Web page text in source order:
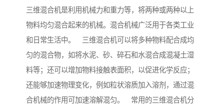
三维混合机是利用机械力和重力等，将两种或两种以上
物料均匀混合起来的机械。混合机械广泛用于各类工业
和日常生活中。 三维混合机可以将多种物料配合成均
匀的混合物，如将水泥、砂、碎石和水混合成混凝土湿
料等；还可以增加物料接触表面积，以促进化学反应；
还能够加速物理变化，例如粒状溶质加入溶剂，通过混
合机械的作用可加速溶解混匀。 常用的三维混合机分